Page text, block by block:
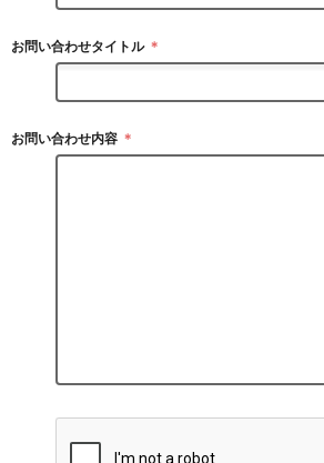
お問い合わせタイトル ＊
お問い合わせ内容 ＊